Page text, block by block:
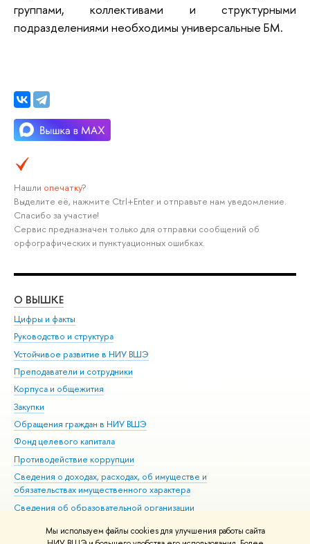
Мы используем файлы cookies для улучшения работы сайта
группами, коллективами и структурными
подразделениями необходимы универсальные БМ.
Нашли опечатку?
Выделите её, нажмите Ctrl+Enter и отправьте нам уведомление.
Спасибо за участие!
Сервис предназначен только для отправки сообщений об
орфографических и пунктуационных ошибках.
О ВЫШКЕ
Цифры и факты
Руководство и структура
Устойчивое развитие в НИУ ВШЭ
Преподаватели и сотрудники
Корпуса и общежития
Закупки
Обращения граждан в НИУ ВШЭ
Фонд целевого капитала
Противодействие коррупции
Сведения о доходах, расходах, об имуществе и
обязательствах имущественного характера
Сведения об образовательной организации
Людям с ограниченными возможностями здоровья